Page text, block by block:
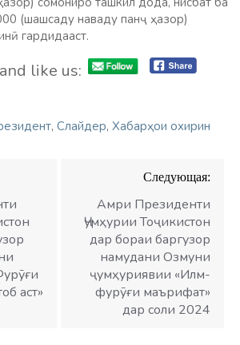
(шашсаду наваду панҷ ҳазор)
гардидааст.
like us:
, Слайдер, Хабарҳои охирин
аст»
Следующая:
Амри Президенти
Ҷумҳурии Тоҷикистон
дар бораи баргузор
намудани Озмуни
ҷумҳуриявии «Илм-
фурӯғи маърифат»
дар соли 2024